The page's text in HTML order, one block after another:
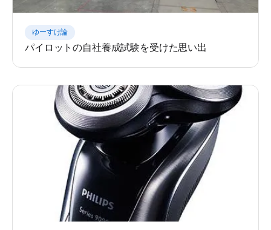
ゆーすけ論
パイロットの自社養成試験を受けた思い出